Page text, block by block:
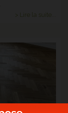
> Lire la suite...